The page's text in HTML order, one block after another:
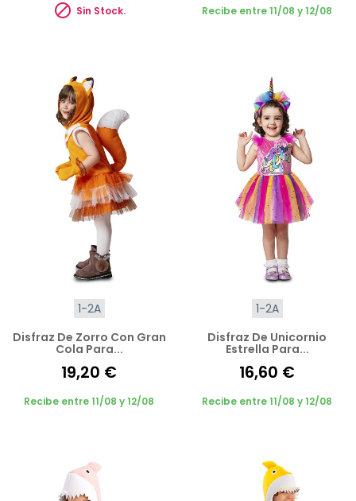
 Sin Stock. Recibe entre 11/08 y 12/08
1-2A
Disfraz De Zorro Con Gran
Cola Para...
19,20 €
Recibe entre 11/08 y 12/08
1-2A
Disfraz De Unicornio
Estrella Para...
16,60 €
Recibe entre 11/08 y 12/08